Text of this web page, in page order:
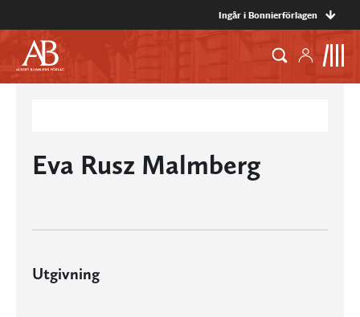
Ingår i Bonnierförlagen
Eva Rusz Malmberg
Utgivning